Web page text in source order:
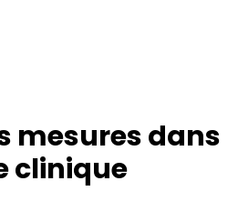
mesures dans
clinique